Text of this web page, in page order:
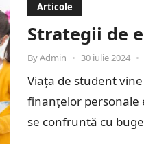
Articole
Strategii de
ByAdmin • 30 iulie 2024 •
Viața de student
finanțelor personale
se confruntă cu